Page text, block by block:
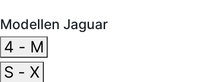
Modellen Jaguar
4 - M
S - X